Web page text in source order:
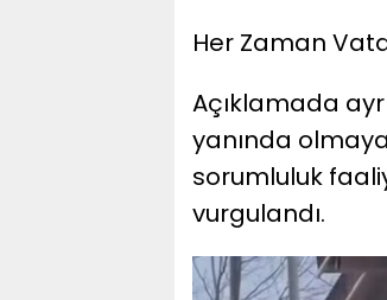
Her Zaman
Açıklamada
yanında
sorumluluk
vurgulandı.